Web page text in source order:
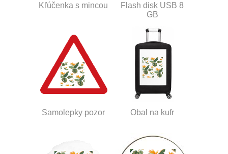
Kľúčenka s mincou
Flash disk USB 8
GB
Samolepky pozor Obal na kufr